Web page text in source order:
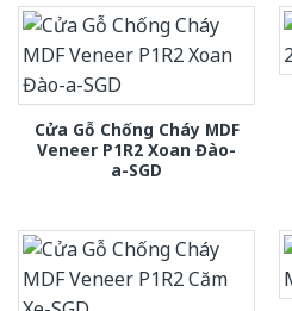
Cửa Gỗ Chống Cháy MDF
Veneer P1R2 Xoan Đào-
a-SGD